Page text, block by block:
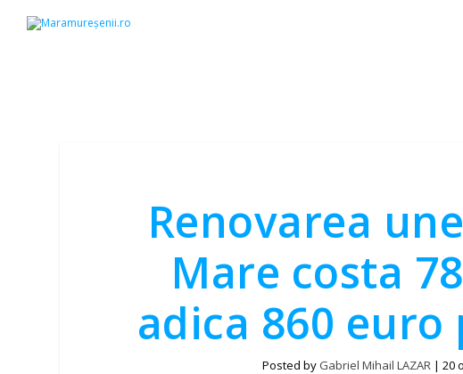
Renovarea
Mare costa
adica 860
Posted by Gabriel Mihail LAZAR |20